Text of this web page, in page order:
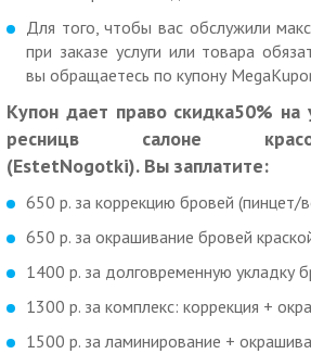
Для того, чтобы вас обслужили
при заказе услуги или товара
вы обращаетесь по купону
Купон дает право скидка50% на
ресницв салоне
(EstetNogotki). Вы заплатите:
650 р. за коррекцию бровей (пинцет/
650 р. за окрашивание бровей
1400 р. за долговременную укладку
1300 р. за комплекс: коррекция +
1500 р. за ламинирование +